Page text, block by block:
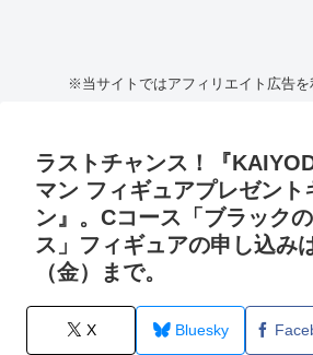
※当サイトではアフィリエイト広告を
ラストチャンス！『
マン フィギュアプレゼント
ン』。Cコース「ブラック
ス」フィギュアの申し込み
（金）まで。
X Bluesky